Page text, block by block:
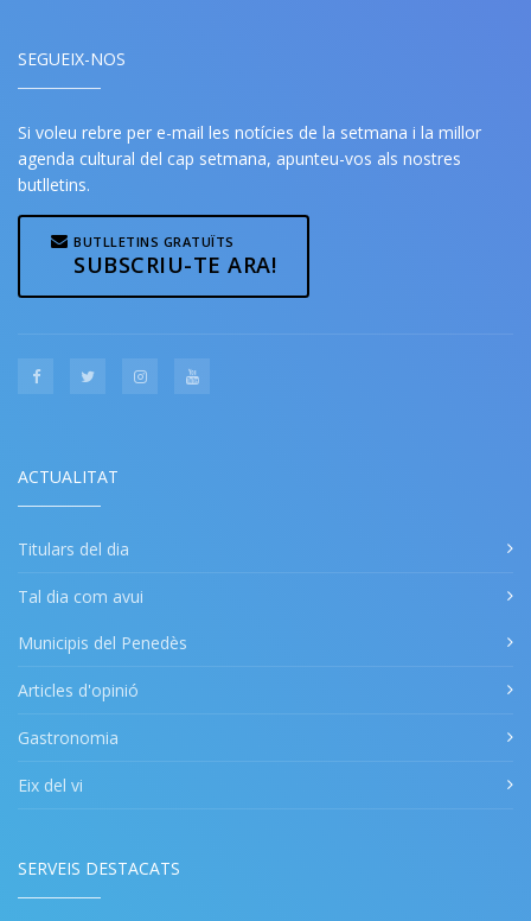
SEGUEIX-NOS
Si voleu rebre per e-mail les notícies de la setmana i la millor
agenda cultural del cap setmana, apunteu-vos als nostres
butlletins.
BUTLLETINS GRATUÏTS
SUBSCRIU-TE ARA!
ACTUALITAT
Titulars del dia
Tal dia com avui
Municipis del Penedès
Articles d'opinió
Gastronomia
Eix del vi
SERVEIS DESTACATS